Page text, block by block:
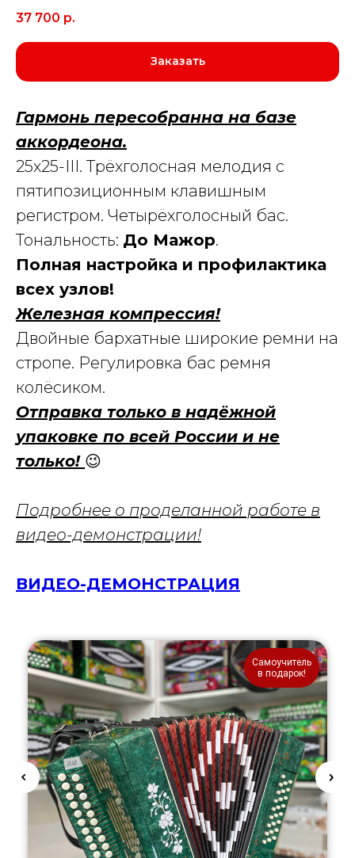
37 700 р.
Заказать
Гармонь пересобранна на базе
аккордеона.
25х25-III. Трёхголосная мелодия с
пятипозиционным клавишным
регистром. Четырёхголосный бас.
Тональность: До Мажор.
Полная настройка и профилактика
всех узлов!
Железная компрессия!
Двойные бархатные широкие ремни на
стропе. Регулировка бас ремня
колёсиком.
Отправка только в надёжной
упаковке по всей России и не
только! 😉
Подробнее о проделанной работе в
видео-демонстрации!
ВИДЕО-ДЕМОНСТРАЦИЯ
Самоучитель
в подарок!